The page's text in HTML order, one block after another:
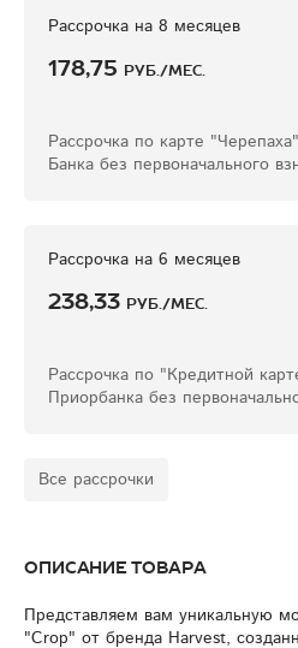
Рассрочка на 8 месяцев
178,75 руб./мес.
Рассрочка по карте
Банка без первоначального
Рассрочка на 6 месяцев
238,33 руб./мес.
Рассрочка по "Кредитной
Приорбанка без
Все рассрочки
Описание товара
Представляем вам уникальную
"Crop" от бренда Harvest,